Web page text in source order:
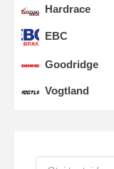
Hardrace
EBC
Goodridge
Vogtland
Products